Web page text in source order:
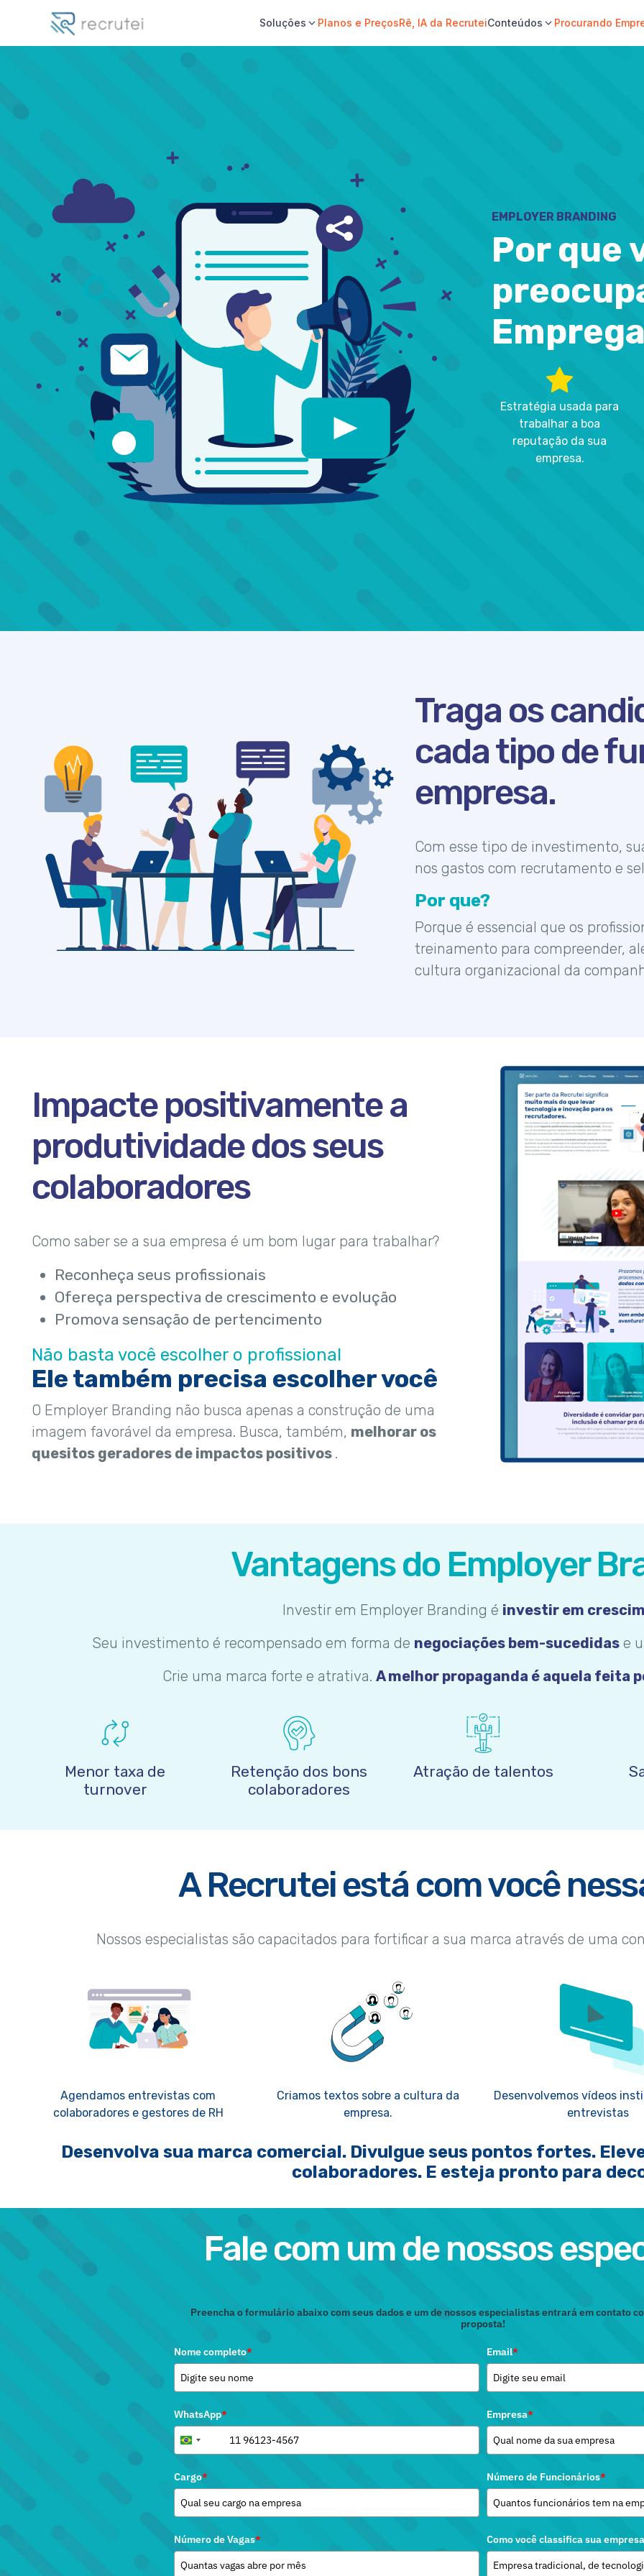
Soluções Planos e PreçosRê, IA da RecruteiConteúdos Procurando
EMPLOYER BRANDING
Por que
Estratégia usada para
trabalhar a boa
reputação da sua
empresa.
Traga os
cada tipo de
empresa.
Com esse tipo de investimento,
nos gastos com recrutamento e
Por que?
Porque é essencial que os
treinamento para compreender,
cultura organizacional da
Impacte positivamente a
produtividade dos seus
colaboradores
Como saber se a sua empresa é um bom lugar para trabalhar?
Reconheça seus profissionais
Ofereça perspectiva de crescimento e evolução
Promova sensação de pertencimento
Não basta você escolher o profissional
Ele também precisa escolher você
O Employer Branding não busca apenas a construção de uma
imagem favorável da empresa. Busca, também, melhorar os
quesitos geradores de impactos positivos .
Vantagens do Employer
Investir em Employer Branding é investir em
Seu investimento é recompensado em forma de negociações bem-sucedidas e
Crie uma marca forte e atrativa. A melhor propaganda é aquela feita
Menor taxa de
turnover
Retenção dos bons
colaboradores
Atração de talentos
A Recrutei está com você
Nossos especialistas são capacitados para fortificar a sua marca através de uma
Agendamos entrevistas com
colaboradores e gestores de RH
Criamos textos sobre a cultura da
empresa.
Desenvolvemos vídeos
entrevistas
Desenvolva sua marca comercial. Divulgue seus pontos fortes.
colaboradores. E esteja pronto para
Fale com um de nossos
Preencha o formulário abaixo com seus dados e um de nossos especialistas entrará em contato
proposta!
Nome completo* Email*
WhatsApp*
Brazil
Empresa*
Cargo* Número de Funcionários*
Número de Vagas* Como você classifica sua